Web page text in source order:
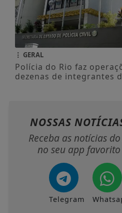
GERAL
Polícia do Rio faz
dezenas de integrantes
NOSSAS
Receba as notícias
no seu app
Telegram